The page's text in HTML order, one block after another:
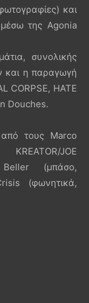
και
της Agonia
συνολικής
και η παραγωγή
CORPSE, HATE
Douches.
τους Marco
JOE
Beller (μπάσο,
(φωνητικά,